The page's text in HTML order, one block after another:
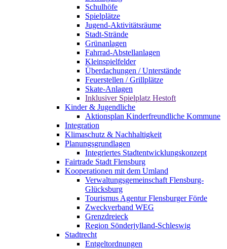
Schulhöfe
Spielplätze
Jugend-Aktivitätsräume
Stadt-Strände
Grünanlagen
Fahrrad-Abstellanlagen
Kleinspielfelder
Überdachungen / Unterstände
Feuerstellen / Grillplätze
Skate-Anlagen
Inklusiver Spielplatz Hestoft
Kinder & Jugendliche
Aktionsplan Kinderfreundliche Kommune
Integration
Klimaschutz & Nachhaltigkeit
Planungsgrundlagen
Integriertes Stadtentwicklungskonzept
Fairtrade Stadt Flensburg
Kooperationen mit dem Umland
Verwaltungsgemeinschaft Flensburg-
Glücksburg
Tourismus Agentur Flensburger Förde
Zweckverband WEG
Grenzdreieck
Region Sönderjylland-Schleswig
Stadtrecht
Entgeltordnungen